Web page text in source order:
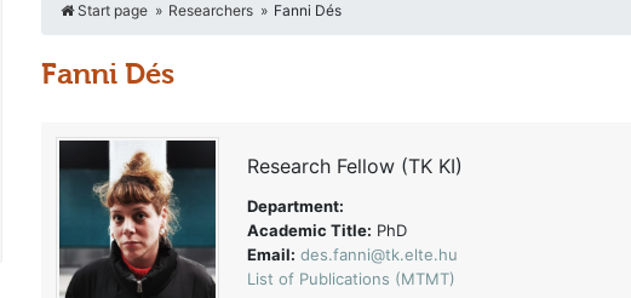
Start page Researchers Fanni Dés
Fanni Dés
Research Fellow (TK KI)
Department:
Academic Title: PhD
Email: des.fanni@tk.elte.hu
List of Publications (MTMT)